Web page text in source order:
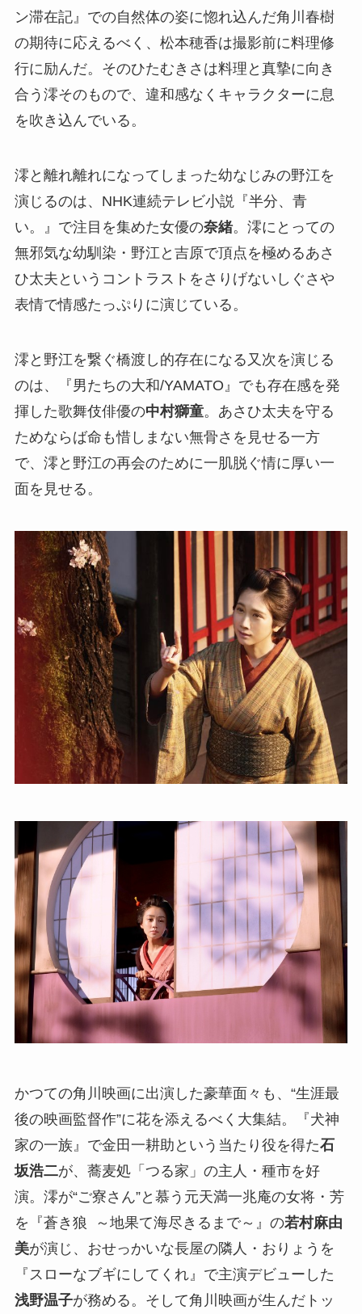
ン滞在記』での自然体の姿に惚れ込んだ角川春樹
の期待に応えるべく、松本穂香は撮影前に料理修
行に励んだ。そのひたむきさは料理と真摯に向き
合う澪そのもので、違和感なくキャラクターに息
を吹き込んでいる。
澪と離れ離れになってしまった幼なじみの野江を
演じるのは、NHK連続テレビ小説『半分、青
い。』で注目を集めた女優の奈緒。澪にとっての
無邪気な幼馴染・野江と吉原で頂点を極めるあさ
ひ太夫というコントラストをさりげないしぐさや
表情で情感たっぷりに演じている。
澪と野江を繋ぐ橋渡し的存在になる又次を演じる
のは、『男たちの大和/YAMATO』でも存在感を発
揮した歌舞伎俳優の中村獅童。あさひ太夫を守る
ためならば命も惜しまない無骨さを見せる一方
で、澪と野江の再会のために一肌脱ぐ情に厚い一
面を見せる。
かつての角川映画に出演した豪華面々も、“生涯最
後の映画監督作”に花を添えるべく大集結。『犬神
家の一族』で金田一耕助という当たり役を得た石
坂浩二が、蕎麦処「つる家」の主人・種市を好
演。澪が“ご寮さん”と慕う元天満一兆庵の女将・芳
を『蒼き狼 ～地果て海尽きるまで～』の若村麻由
美が演じ、おせっかいな長屋の隣人・おりょうを
『スローなブギにしてくれ』で主演デビューした
浅野温子が務める。そして角川映画が生んだトッ